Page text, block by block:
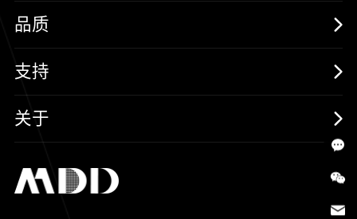
保护器件
三极管
SiC
IC
消费电子
汽车电子
新能源
智能家居
品质
可靠性实验室
质量与环境
其他信息(PCN)
支持
样品与支持
关于